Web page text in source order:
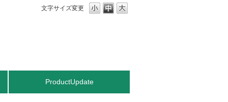
文字サイズ変更
ProductUpdate